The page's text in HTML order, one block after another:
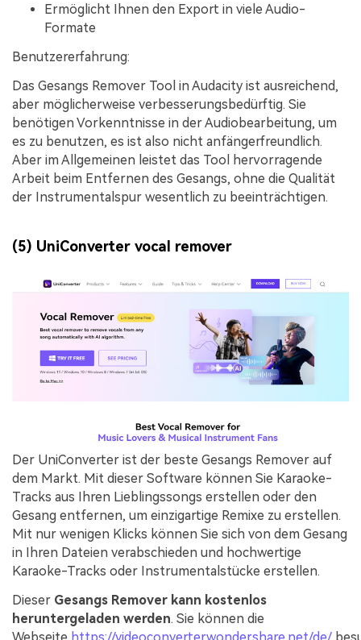
Ermöglicht Ihnen den Export in viele Audio-
Formate
Benutzererfahrung:
Das Gesangs Remover Tool in Audacity ist ausreichend,
aber möglicherweise verbesserungsbedürftig. Sie
benötigen Vorkenntnisse in der Audiobearbeitung, um
es zu benutzen, es ist also nicht anfängerfreundlich.
Aber im Allgemeinen leistet das Tool hervorragende
Arbeit beim Entfernen des Gesangs, ohne die Qualität
der Instrumentalspur wesentlich zu beeinträchtigen.
(5) UniConverter vocal remover
Der UniConverter ist der beste Gesangs Remover auf
dem Markt. Mit dieser Software können Sie Karaoke-
Tracks aus Ihren Lieblingssongs erstellen oder den
Gesang entfernen, um einzigartige Remixe zu erstellen.
Mit nur wenigen Klicks können Sie sich von dem Gesang
in Ihren Dateien verabschieden und hochwertige
Karaoke-Tracks oder Instrumentalstücke erstellen.
Dieser Gesangs Remover kann kostenlos
heruntergeladen werden. Sie können die